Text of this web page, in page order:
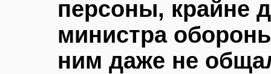
персоны, крайне
министра
ним даже не